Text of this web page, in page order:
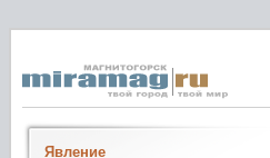
Явление